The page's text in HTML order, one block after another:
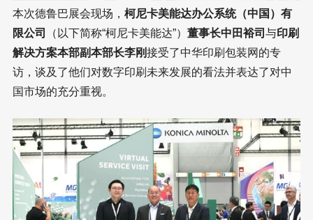
本次德鲁巴展会现场， 柯尼卡美能达办公系统（中国）有
限公司
（以下简称“柯尼卡美能达”） 董事长中田裕司 与印刷
解决方案本部副本部长李刚接受了中华印刷包装网的专
访，谈及了他们对数字印刷未来发展的看法并表达了对中
国市场的充分重视。